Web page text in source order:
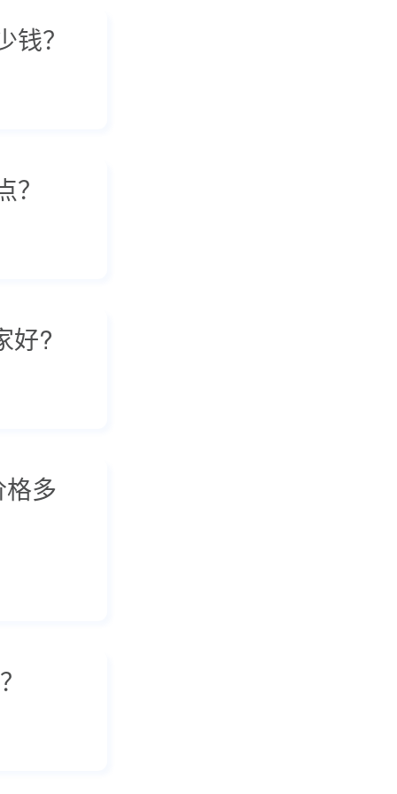
？
好?
多